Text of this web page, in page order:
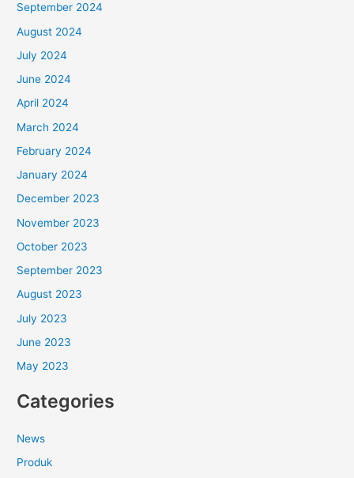
September 2024
August 2024
July 2024
June 2024
April 2024
March 2024
February 2024
January 2024
December 2023
November 2023
October 2023
September 2023
August 2023
July 2023
June 2023
May 2023
Categories
News
Produk